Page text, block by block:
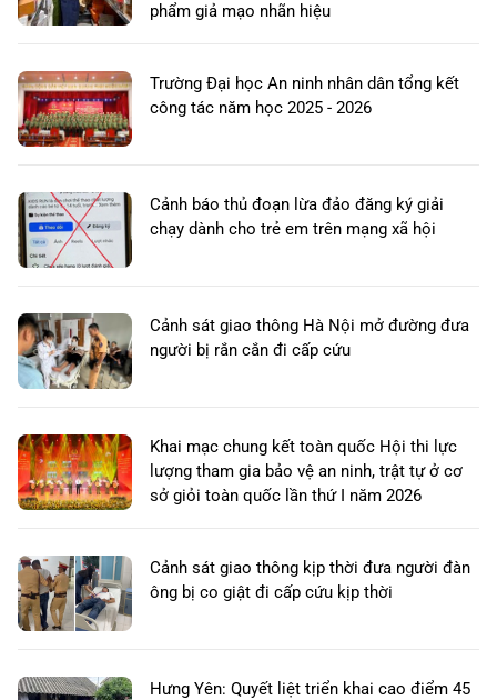
phẩm giả mạo nhãn hiệu
Trường Đại học An ninh nhân dân tổng kết
công tác năm học 2025 - 2026
Cảnh báo thủ đoạn lừa đảo đăng ký giải
chạy dành cho trẻ em trên mạng xã hội
Cảnh sát giao thông Hà Nội mở đường đưa
người bị rắn cắn đi cấp cứu
Khai mạc chung kết toàn quốc Hội thi lực
lượng tham gia bảo vệ an ninh, trật tự ở cơ
sở giỏi toàn quốc lần thứ I năm 2026
Cảnh sát giao thông kịp thời đưa người đàn
ông bị co giật đi cấp cứu kịp thời
Hưng Yên: Quyết liệt triển khai cao điểm 45